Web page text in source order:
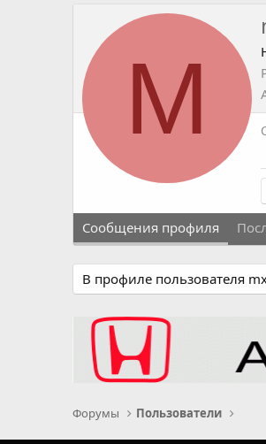
M
Сообщения профиля
В профиле пользователя
Форумы Пользователи